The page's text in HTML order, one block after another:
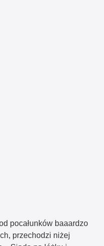
pocałunków baaardzo
przechodzi niżej